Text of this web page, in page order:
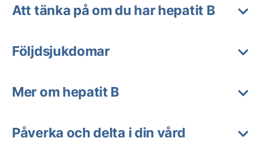
Att tänka på om du har hepatit B
Följdsjukdomar
Mer om hepatit B
Påverka och delta i din vård